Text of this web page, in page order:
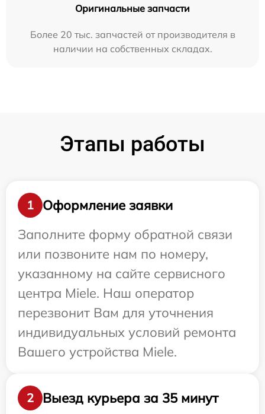
Оригинальные запчасти
Более 20 тыс. запчастей от производителя в
наличии на собственных складах.
Этапы работы
1
Оформление заявки
Заполните форму обратной связи
или позвоните нам по номеру,
указанному на сайте сервисного
центра Miele. Наш оператор
перезвонит Вам для уточнения
индивидуальных условий ремонта
Вашего устройства Miele.
2 Выезд курьера за 35 минут